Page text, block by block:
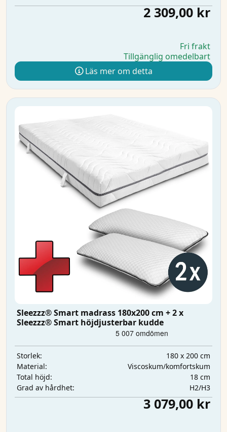
2 309,00 kr
Fri frakt
Tillgänglig omedelbart
Läs mer om detta
Sleezzz® Smart madrass 180x200 cm + 2 x
Sleezzz® Smart höjdjusterbar kudde
Storlek:
180 x 200 cm
Material:
Viscoskum/komfortskum
Total höjd:
18 cm
Grad av hårdhet:
H2/H3
3 079,00 kr